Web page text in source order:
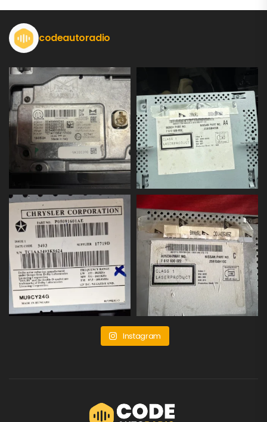
codeautoradio
Instagram